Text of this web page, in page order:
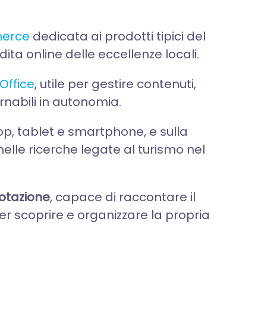
dedicata ai prodotti tipici del
online delle eccellenze locali.
, utile per gestire contenuti,
in autonomia.
tablet e smartphone, e sulla
ricerche legate al turismo nel
, capace di raccontare il
scoprire e organizzare la propria